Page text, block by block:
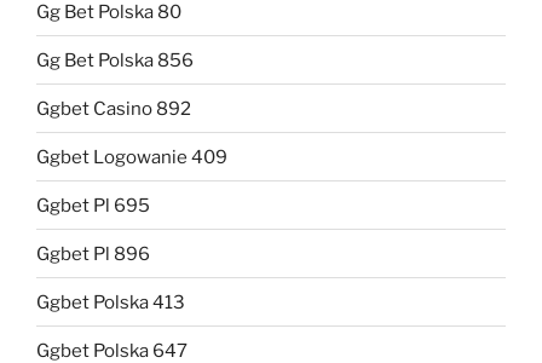
Gg Bet Polska 80
Gg Bet Polska 856
Ggbet Casino 892
Ggbet Logowanie 409
Ggbet Pl 695
Ggbet Pl 896
Ggbet Polska 413
Ggbet Polska 647